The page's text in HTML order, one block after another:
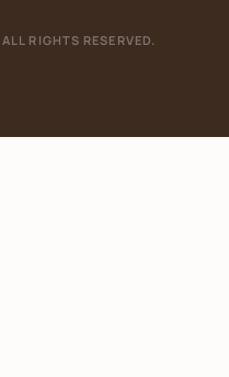
RIGHTS RESERVED.